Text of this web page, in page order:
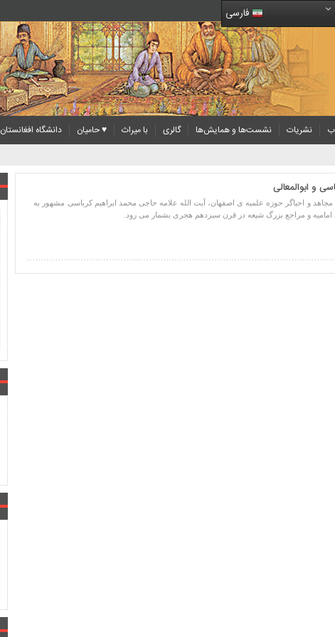
فارسی
نشریات نشست‌ها و همایش‌ها گالری با میراث ♥ حامیان
دانشگاه افغانستان
و ابوالمعالی
مجاهد و احیاگر حوزه علمیه ی اصفهان، آیت الله علامه حاجی محمد ابراهیم کرباسی مشهور به
و مراجع بزرگ شیعه در قرن سیزدهم هجری بشمار می رود.